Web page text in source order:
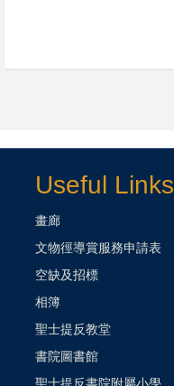
Useful Links
畫廊
文物徑導賞服務申請表
空缺及招標
相簿
聖士提反教堂
書院圖書館
聖士提反書院附屬小學